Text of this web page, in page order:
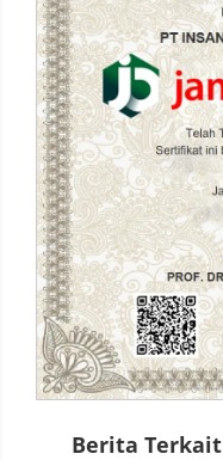
Berita Terkait